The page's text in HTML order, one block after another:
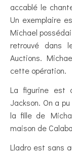
accablé le
Un exemplaire
Michael
retrouvé dans
Auctions.
cette opération.
La figurine est
Jackson. On a
la fille de
maison de
Lladro est sans